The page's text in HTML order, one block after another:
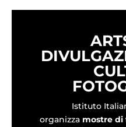
Istituto
organizza mostre di